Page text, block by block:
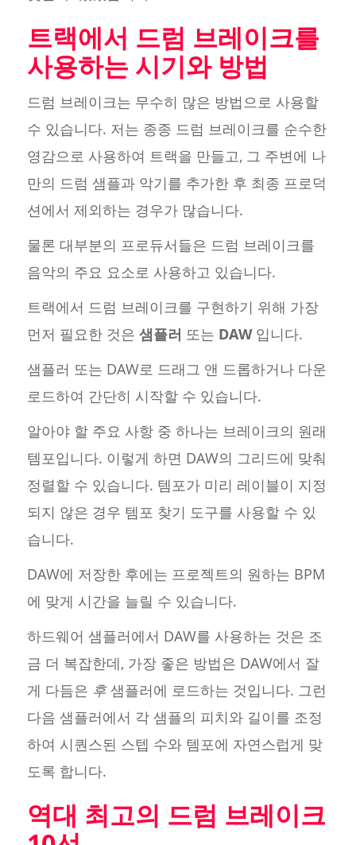
트랙에서 드럼 브레이크를
사용하는 시기와 방법
드럼 브레이크는 무수히 많은 방법으로 사용할
수 있습니다. 저는 종종 드럼 브레이크를 순수한
영감으로 사용하여 트랙을 만들고, 그 주변에 나
만의 드럼 샘플과 악기를 추가한 후 최종 프로덕
션에서 제외하는 경우가 많습니다.
물론 대부분의 프로듀서들은 드럼 브레이크를
음악의 주요 요소로 사용하고 있습니다.
트랙에서 드럼 브레이크를 구현하기 위해 가장
먼저 필요한 것은 샘플러 또는 DAW입니다.
샘플러 또는 DAW로 드래그 앤 드롭하거나 다운
로드하여 간단히 시작할 수 있습니다.
알아야 할 주요 사항 중 하나는 브레이크의 원래
템포입니다. 이렇게 하면 DAW의 그리드에 맞춰
정렬할 수 있습니다. 템포가 미리 레이블이 지정
되지 않은 경우 템포 찾기 도구를 사용할 수 있
습니다.
DAW에 저장한 후에는 프로젝트의 원하는 BPM
에 맞게 시간을 늘릴 수 있습니다.
하드웨어 샘플러에서 DAW를 사용하는 것은 조
금 더 복잡한데, 가장 좋은 방법은 DAW에서 잘
게 다듬은 후샘플러에 로드하는 것입니다. 그런
다음 샘플러에서 각 샘플의 피치와 길이를 조정
하여 시퀀스된 스텝 수와 템포에 자연스럽게 맞
도록 합니다.
역대 최고의 드럼 브레이크